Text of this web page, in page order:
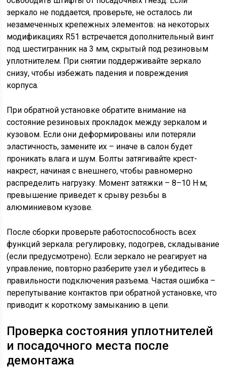
зеркало не поддается, проверьте, не осталось ли
незамеченных крепежных элементов: на некоторых
модификациях R51 встречается дополнительный винт
под шестигранник на 3 мм, скрытый под резиновым
уплотнителем. При снятии поддерживайте зеркало
снизу, чтобы избежать падения и повреждения
корпуса.
При обратной установке обратите внимание на
состояние резиновых прокладок между зеркалом и
кузовом. Если они деформированы или потеряли
эластичность, замените их – иначе в салон будет
проникать влага и шум. Болты затягивайте крест-
накрест, начиная с внешнего, чтобы равномерно
распределить нагрузку. Момент затяжки – 8–10 Н·м;
превышение приведет к срыву резьбы в
алюминиевом кузове.
После сборки проверьте работоспособность всех
функций зеркала: регулировку, подогрев, складывание
(если предусмотрено). Если зеркало не реагирует на
управление, повторно разберите узел и убедитесь в
правильности подключения разъема. Частая ошибка –
перепутывание контактов при обратной установке, что
приводит к короткому замыканию в цепи.
Проверка состояния уплотнителей
и посадочного места после
демонтажа